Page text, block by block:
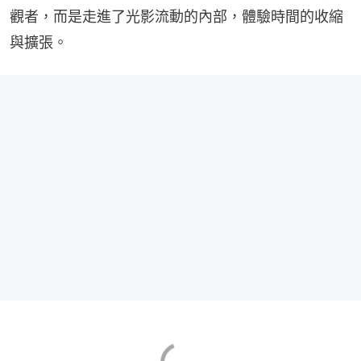
觀者，而是走進了光影流動的內部，體驗時間的收縮
與擴張。